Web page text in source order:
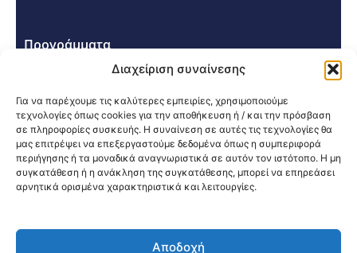
Διαχείριση συναίνεσης
Για να παρέχουμε τις καλύτερες εμπειρίες, χρησιμοποιούμε
τεχνολογίες όπως cookies για την αποθήκευση ή / και την πρόσβαση
σε πληροφορίες συσκευής. Η συναίνεση σε αυτές τις τεχνολογίες θα
μας επιτρέψει να επεξεργαστούμε δεδομένα όπως η συμπεριφορά
περιήγησης ή τα μοναδικά αναγνωριστικά σε αυτόν τον ιστότοπο. Η μη
συγκατάθεση ή η ανάκληση της συγκατάθεσης, μπορεί να επηρεάσει
αρνητικά ορισμένα χαρακτηριστικά και λειτουργίες.
Αποδοχή
Προγράμματα
Σεμινάρια - Συνέδρια